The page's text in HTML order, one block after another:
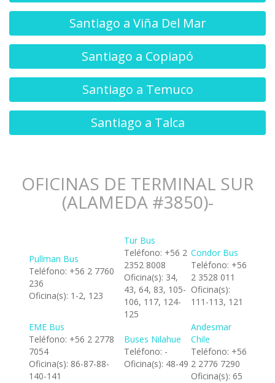
Santiago a Viña Del Mar
Santiago a Copiapó
Santiago a Temuco
Santiago a Talca
OFICINAS DE TERMINAL SUR
(ALAMEDA #3850)-
Pullman Bus
Teléfono: +56 2 7760
236
Oficina(s): 1-2, 123
Tur Bus
Teléfono: +56 2
2352 8008
Oficina(s): 34,
43, 64, 83, 105-
106, 117, 124-
125
Condor Bus
Teléfono: +56
2 3528 011
Oficina(s):
111-113, 121
EME Bus
Teléfono: +56 2 2778
7054
Oficina(s): 86-87-88-
140-141
Buses Nilahue
Teléfono: -
Oficina(s): 48-49
Andesmar
Chile
Teléfono: +56
2 2776 7290
Oficina(s): 65